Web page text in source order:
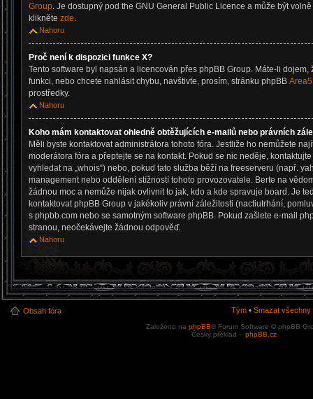
Group. Je dostupný pod the GNU General Public Licence a může být
klikněte zde.
Nahoru
Proč není k dispozici funkce X?
Tento software byl napsán a licencován přes phpBB Group. Máte-li
funkci, nebo chcete nahlásit chybu, navštivte, prosím, stránku phpBB
prostředky.
Nahoru
Koho mám kontaktovat ohledně obtěžujících e-mailů nebo právních
Měli byste kontaktovat administrátora tohoto fóra. Jestliže ho nemůžete
moderátora fóra a přeptejte se na kontakt. Pokud se nic neděje,
vyhledat na „whois“) nebo, pokud tato služba běží na freeserveru (např.
management nebo oddělení stížností tohoto provozovatele. Berte na
žádnou moc a nemůže nijak ovlivnit to jak, kdo a kde spravuje board. Je
kontaktovat phpBB Group v jakékoliv právní záležitosti (nactiutrhání,
s phpbb.com nebo se samotným software phpBB. Pokud zašlete e-mail
stranou, neočekávejte žádnou odpověď.
Nahoru
Obsah fóra Tým • Smazat
Založeno na phpBB® Forum Software © phpBB
Český překlad – phpBB.cz